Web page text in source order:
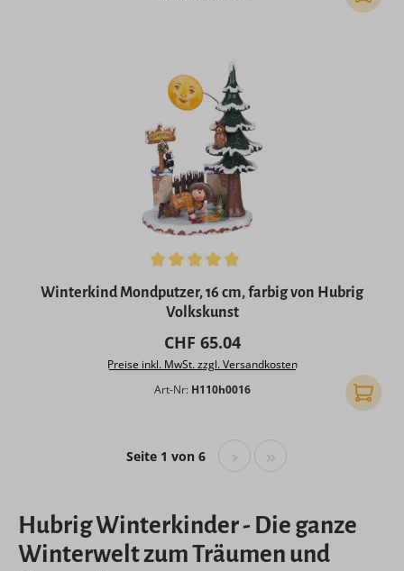
Durchschnittliche Bewertung von 5 von 5 Sternen
Winterkind Mondputzer, 16 cm, farbig von Hubrig
Volkskunst
Regulärer Preis:
CHF 65.04
Preise inkl. MwSt. zzgl. Versandkosten
Art-Nr: H110h0016 In den
Seite 1 von 6
Hubrig Winterkinder - Die ganze
Winterwelt zum Träumen und